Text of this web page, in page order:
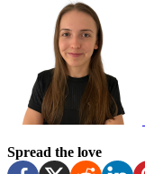
Spread the love